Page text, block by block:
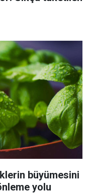
büyümesini
yolu